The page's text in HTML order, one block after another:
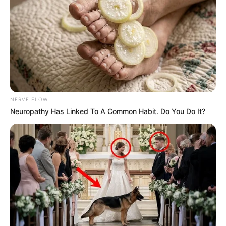
NERVE FLOW
Neuropathy Has Linked To A Common Habit. Do You Do It?